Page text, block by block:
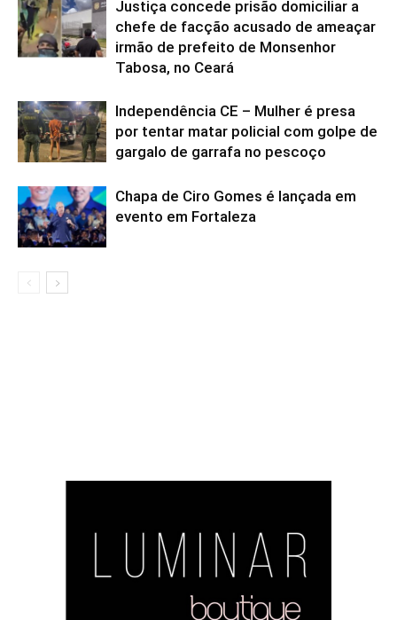
Justiça concede prisão domiciliar a
chefe de facção acusado de ameaçar
irmão de prefeito de Monsenhor
Tabosa, no Ceará
Independência CE – Mulher é presa
por tentar matar policial com golpe de
gargalo de garrafa no pescoço
Chapa de Ciro Gomes é lançada em
evento em Fortaleza